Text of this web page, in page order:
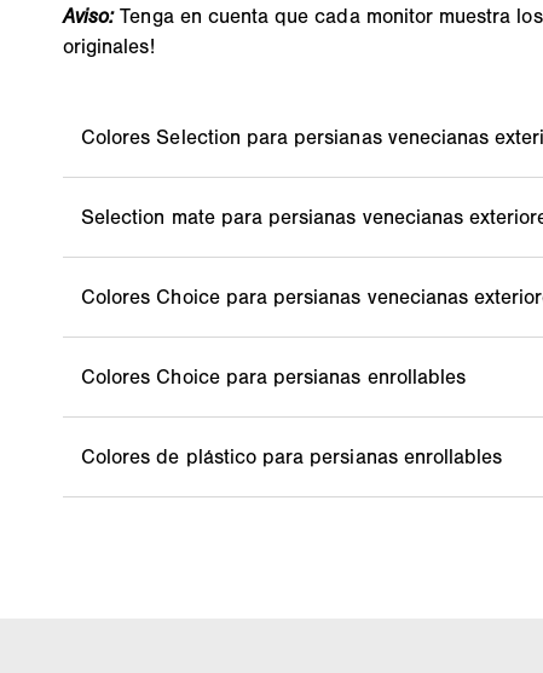
Aviso:Tenga en cuenta que cada monitor muestra
originales!
Número
Número
Número
Número